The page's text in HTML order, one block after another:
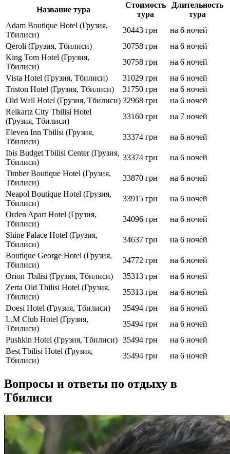
Название тура
Стоимость
тура
Длительность
тура
Adam Boutique Hotel (Грузия,
Тбилиси)
30443 грн
на 6 ночей
Qeroli (Грузия, Тбилиси)
30758 грн
на 6 ночей
King Tom Hotel (Грузия,
Тбилиси)
30758 грн
на 6 ночей
Vista Hotel (Грузия, Тбилиси)
31029 грн
на 6 ночей
Triston Hotel (Грузия, Тбилиси)
31750 грн
на 6 ночей
Old Wall Hotel (Грузия, Тбилиси) 32968 грн
на 6 ночей
Reikartz City Tbilisi Hotel
(Грузия, Тбилиси)
33160 грн
на 7 ночей
Eleven Inn Tbilisi (Грузия,
Тбилиси)
33374 грн
на 6 ночей
Ibis Budget Tbilisi Center (Грузия,
Тбилиси)
33374 грн
на 6 ночей
Timber Boutique Hotel (Грузия,
Тбилиси)
33870 грн
на 6 ночей
Neapol Boutique Hotel (Грузия,
Тбилиси)
33915 грн
на 6 ночей
Orden Apart Hotel (Грузия,
Тбилиси)
34096 грн
на 6 ночей
Shine Palace Hotel (Грузия,
Тбилиси)
34637 грн
на 6 ночей
Boutique George Hotel (Грузия,
Тбилиси)
34772 грн
на 6 ночей
Orion Tbilisi (Грузия, Тбилиси)
35313 грн
на 6 ночей
Zerta Old Tbilisi Hotel (Грузия,
Тбилиси)
35313 грн
на 6 ночей
Doesi Hotel (Грузия, Тбилиси)
35494 грн
на 6 ночей
L.M Club Hotel (Грузия,
Тбилиси)
35494 грн
на 6 ночей
Pushkin Hotel (Грузия, Тбилиси) 35494 грн
на 6 ночей
Best Tbilisi Hotel (Грузия,
Тбилиси)
35494 грн на 6 ночей
Вопросы и ответы по отдыху в
Тбилиси